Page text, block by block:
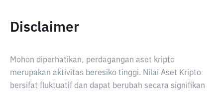
Disclaimer
Mohon diperhatikan, perdagangan aset kripto
merupakan aktivitas beresiko tinggi. Nilai Aset Kripto
bersifat fluktuatif dan dapat berubah secara signifikan